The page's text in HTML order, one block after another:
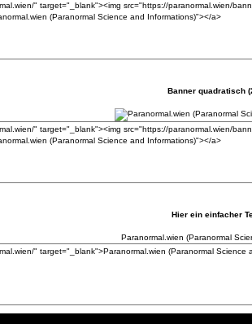
Banner quadratisch
Hier ein einfacher
Paranormal.wien (Paranormal